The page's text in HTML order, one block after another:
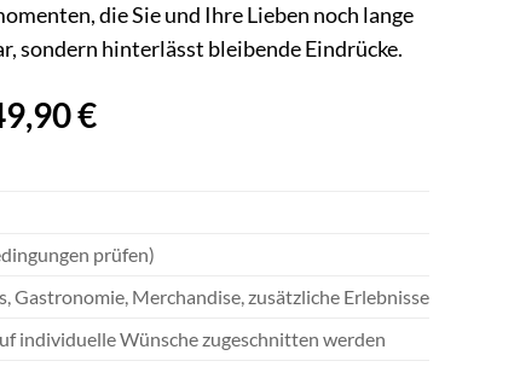
die Sie und Ihre Lieben noch lange
sondern hinterlässt bleibende Eindrücke.
€
prüfen)
Gastronomie, Merchandise, zusätzliche Erlebnisse
individuelle Wünsche zugeschnitten werden